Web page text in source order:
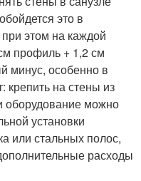
это в
этом на каждой
профиль + 1,2 см
минус, особенно в
на стены из
оборудование можно
установки
или стальных полос,
расходы